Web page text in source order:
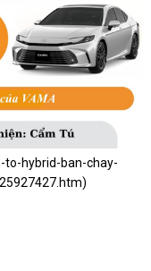
to-hybrid-ban-chay-
)